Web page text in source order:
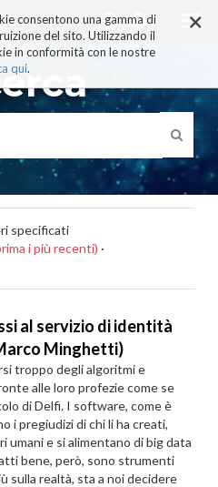
×
consentono una gamma di
del sito. Utilizzando il
in conformità con le nostre
qui.
specificati
i più recenti) ·
al servizio di identità
Minghetti)
troppo degli algoritmi e
alle loro profezie come se
di Delfi. I software, come è
i pregiudizi di chi li ha creati,
umani e si alimentano di big data
bene, però, sono strumenti
sulla realtà, sta a noi decidere